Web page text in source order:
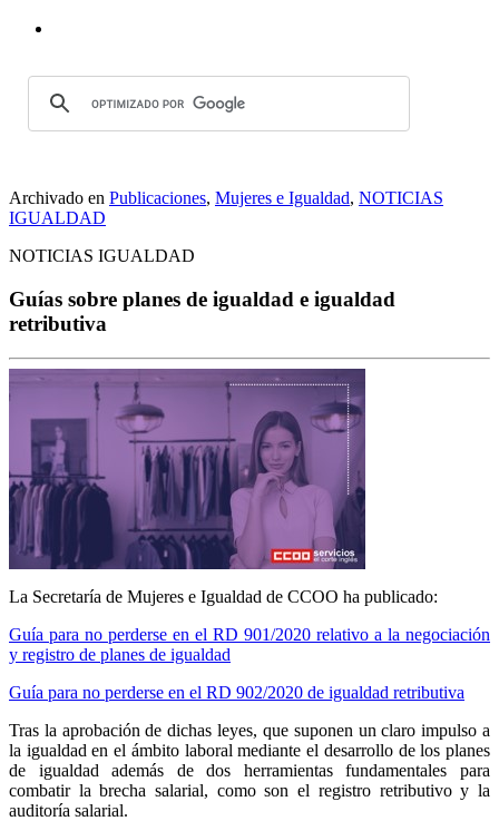
Archivado en Publicaciones, Mujeres e Igualdad, NOTICIAS
IGUALDAD
NOTICIAS IGUALDAD
Guías sobre planes de igualdad e igualdad
retributiva
La Secretaría de Mujeres e Igualdad de CCOO ha publicado:
Guía para no perderse en el RD 901/2020 relativo a la negociación
y registro de planes de igualdad
Guía para no perderse en el RD 902/2020 de igualdad retributiva
Tras la aprobación de dichas leyes, que suponen un claro impulso a
la igualdad en el ámbito laboral mediante el desarrollo de los planes
de igualdad además de dos herramientas fundamentales para
combatir la brecha salarial, como son el registro retributivo y la
auditoría salarial.